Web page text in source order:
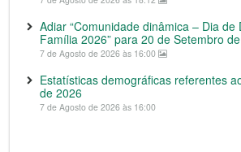
Adiar “Comunidade dinâmica – Dia de
Família 2026” para 20 de Setembro
7 de Agosto de 2026 às 16:00
Estatísticas demográficas referentes
de 2026
7 de Agosto de 2026 às 16:00